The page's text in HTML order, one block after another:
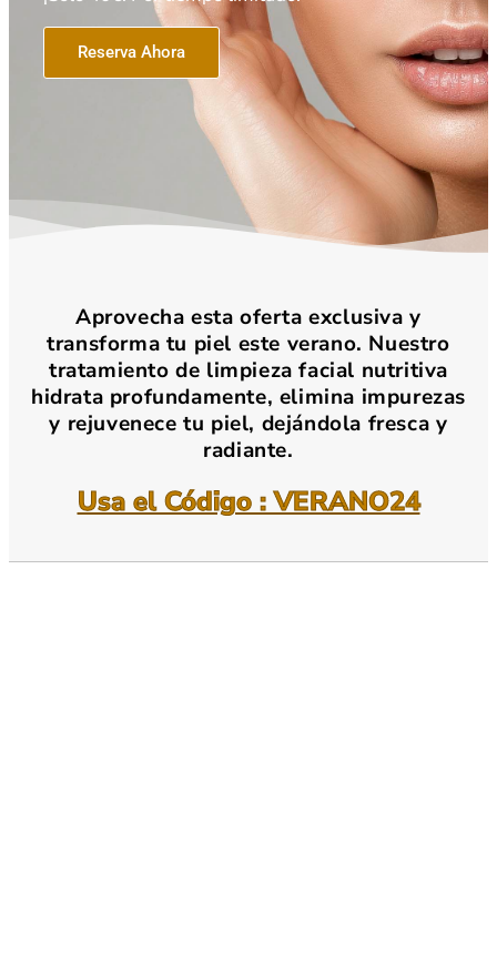
Reserva Ahora
Aprovecha esta oferta exclusiva y
transforma tu piel este verano. Nuestro
tratamiento de limpieza facial nutritiva
hidrata profundamente, elimina impurezas
y rejuvenece tu piel, dejándola fresca y
radiante.
Usa el Código : VERANO24